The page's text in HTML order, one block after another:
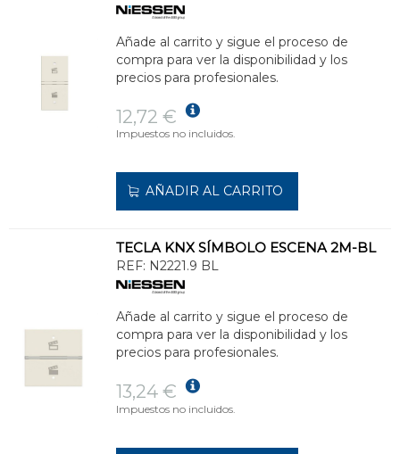
Añade al carrito y sigue el proceso de
compra para ver la disponibilidad y los
precios para profesionales.
12,72 €
Impuestos no incluidos.
AÑADIR AL CARRITO
TECLA KNX SÍMBOLO ESCENA 2M-BL
REF: N2221.9 BL
Añade al carrito y sigue el proceso de
compra para ver la disponibilidad y los
precios para profesionales.
13,24 €
Impuestos no incluidos.